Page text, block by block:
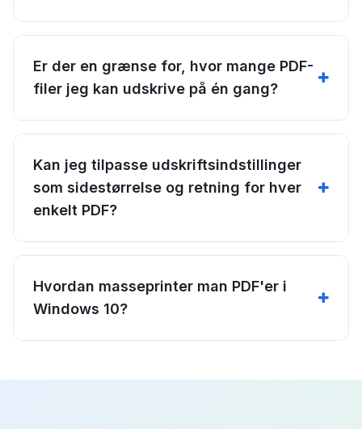
Er der en grænse for, hvor mange PDF-
filer jeg kan udskrive på én gang?
Kan jeg tilpasse udskriftsindstillinger
som sidestørrelse og retning for hver
enkelt PDF?
Hvordan masseprinter man PDF'er i
Windows 10?